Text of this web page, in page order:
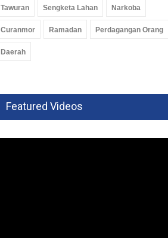
Tawuran Sengketa Lahan Narkoba
Curanmor Ramadan Perdagangan Orang
Daerah
Featured Videos